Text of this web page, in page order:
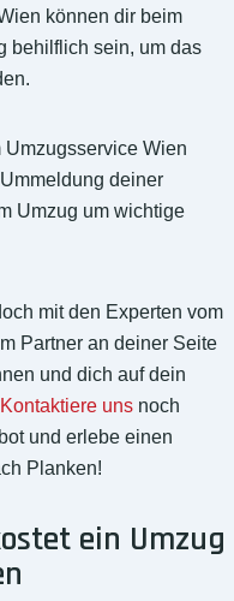
können dir beim
behilflich sein, um das
Wien
deiner
Umzug um wichtige
mit den Experten vom
Partner an deiner Seite
und dich auf dein
Kontaktiere uns noch
und erlebe einen
Planken!
ein Umzug